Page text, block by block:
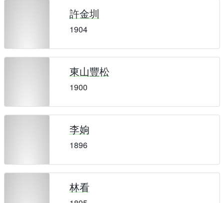
許金圳
1904
東山豐松
1900
李姠
1896
林看